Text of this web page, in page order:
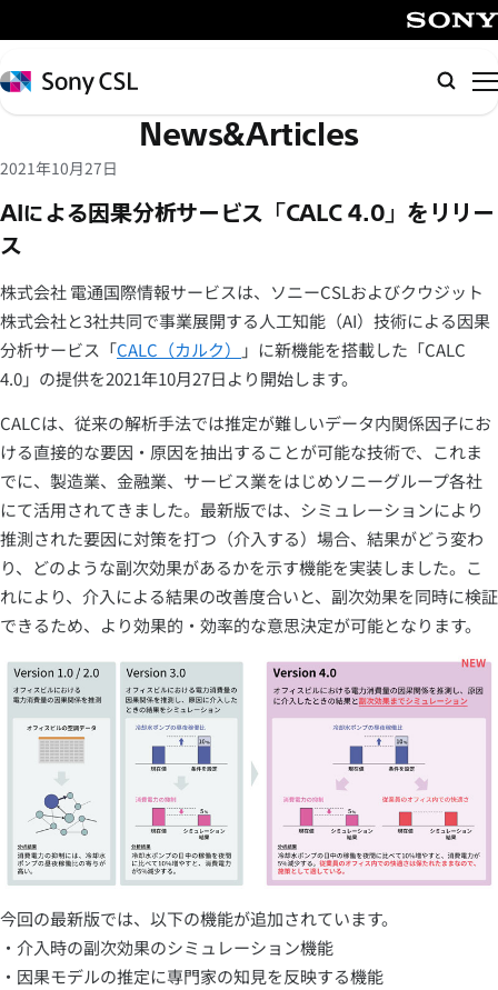
イ
ン
コ
テ
ツ
へ
キ
ッ
プ
Sony
CSL
検
索
News&Articles
2021年10月27日
AIによる因果分析サービス「CALC 4.0」をリリー
ス
株式会社 電通国際情報サービスは、ソニーCSLおよびクウジット
株式会社と3社共同で事業展開する人工知能（AI）技術による因果
分析サービス「CALC（カルク）
」に新機能を搭載した「CALC
4.0」の提供を2021年10月27日より開始します。
CALCは、従来の解析手法では推定が難しいデータ内関係因子にお
ける直接的な要因・原因を抽出することが可能な技術で、これま
でに、製造業、金融業、サービス業をはじめソニーグループ各社
にて活用されてきました。最新版では、シミュレーションにより
推測された要因に対策を打つ（介入する）場合、結果がどう変わ
り、どのような副次効果があるかを示す機能を実装しました。こ
れにより、介入による結果の改善度合いと、副次効果を同時に検証
できるため、より効果的・効率的な意思決定が可能となります。
今回の最新版では、以下の機能が追加されています。
・介入時の副次効果のシミュレーション機能
・因果モデルの推定に専門家の知見を反映する機能